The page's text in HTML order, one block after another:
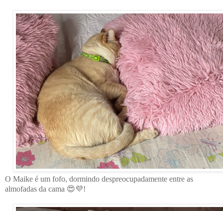
O Maike é um fofo, dormindo despreocupadamente entre as
almofadas da cama 😍💜!